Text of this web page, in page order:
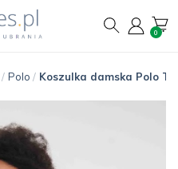
0
/ Polo / Koszulka damska Polo